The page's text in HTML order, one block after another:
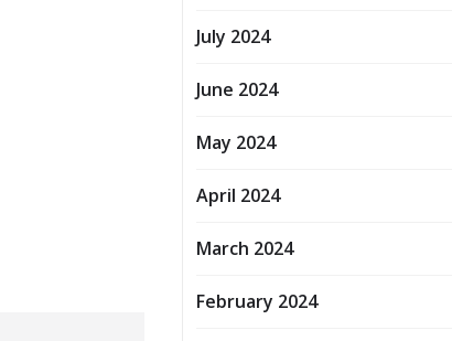
July 2024
June 2024
May 2024
April 2024
March 2024
February 2024